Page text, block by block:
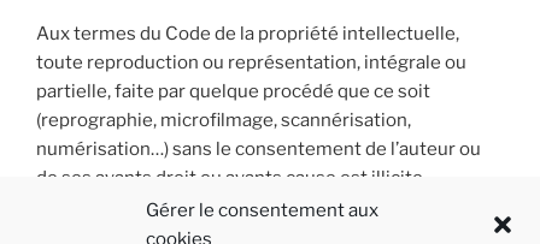
Gérer le consentement aux
cookies
Aux termes du Code de la propriété intellectuelle,
toute reproduction ou représentation, intégrale ou
partielle, faite par quelque procédé que ce soit
(reprographie, microfilmage, scannérisation,
numérisation…) sans le consentement de l’auteur ou
de ses ayants droit ou ayants cause est illicite
et constitue une contrefaçon sanctionnée par les
articles L 335-2 et suivants du Code de la propriété